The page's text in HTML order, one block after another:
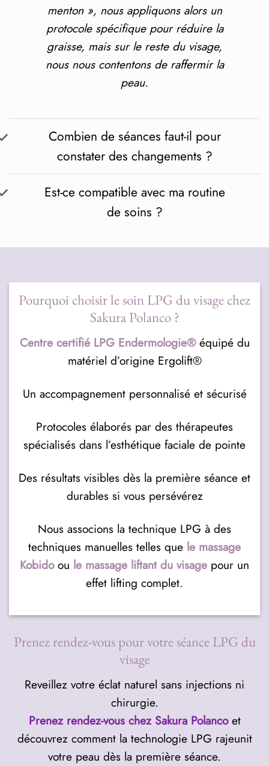
menton », nous appliquons alors un
protocole spécifique pour réduire la
graisse, mais sur le reste du visage,
nous nous contentons de raffermir la
peau.
Combien de séances faut-il pour
constater des changements ?
Est-ce compatible avec ma routine
de soins ?
Pourquoi choisir le soin LPG du visage chez
Sakura Polanco ?
Centre certifié LPG Endermologie®équipé du
matériel d’origine Ergolift®
Un accompagnement personnalisé et sécurisé
Protocoles élaborés par des thérapeutes
spécialisés dans l’esthétique faciale de pointe
Des résultats visibles dès la première séance et
durables si vous persévérez
Nous associons la technique LPG à des
techniques manuelles telles que le massage
Kobidoou le massage liftant du visage pour un
effet lifting complet.
Prenez rendez-vous pour votre séance LPG du
visage
Reveillez votre éclat naturel sans injections ni
chirurgie.
Prenez rendez-vous chez Sakura Polancoet
découvrez comment la technologie LPG rajeunit
votre peau dès la première séance.